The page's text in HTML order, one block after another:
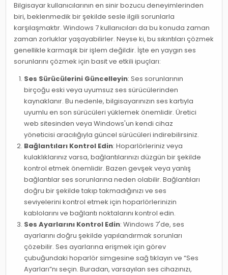
Bilgisayar kullanıcılarının en sinir bozucu deneyimlerinden
biri, beklenmedik bir şekilde sesle ilgili sorunlarla
karşılaşmaktır. Windows 7 kullanıcıları da bu konuda zaman
zaman zorluklar yaşayabilirler. Neyse ki, bu sıkıntıları çözmek
genellikle karmaşık bir işlem değildir. İşte en yaygın ses
sorunlarını çözmek için basit ve etkili ipuçları:
Ses Sürücülerini Güncelleyin: Ses sorunlarının
birçoğu eski veya uyumsuz ses sürücülerinden
kaynaklanır. Bu nedenle, bilgisayarınızın ses kartıyla
uyumlu en son sürücüleri yüklemek önemlidir. Üretici
web sitesinden veya Windows'un kendi cihaz
yöneticisi aracılığıyla güncel sürücüleri indirebilirsiniz.
Bağlantıları Kontrol Edin: Hoparlörleriniz veya
kulaklıklarınız varsa, bağlantılarınızı düzgün bir şekilde
kontrol etmek önemlidir. Bazen gevşek veya yanlış
bağlantılar ses sorunlarına neden olabilir. Bağlantıları
doğru bir şekilde takıp takmadığınızı ve ses
seviyelerini kontrol etmek için hoparlörlerinizin
kablolarını ve bağlantı noktalarını kontrol edin.
Ses Ayarlarını Kontrol Edin: Windows 7'de, ses
ayarlarını doğru şekilde yapılandırmak sorunları
çözebilir. Ses ayarlarına erişmek için görev
çubuğundaki hoparlör simgesine sağ tıklayın ve “Ses
Ayarları”nı seçin. Buradan, varsayılan ses cihazınızı,